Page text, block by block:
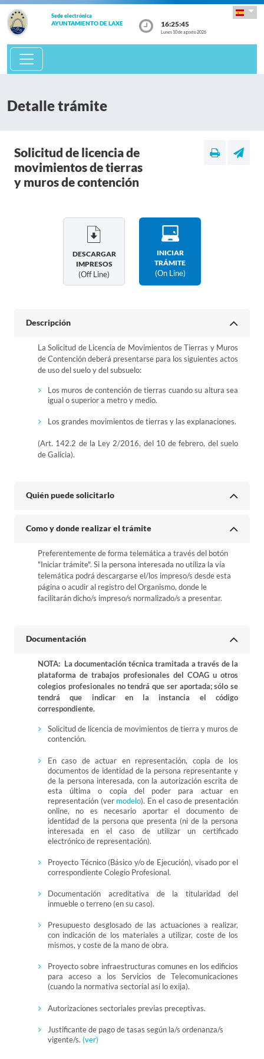
Sede electrónica
AYUNTAMIENTO DE LAXE 16:25:46
Lunes 10 de agosto 2026
Detalle trámite
Solicitud de licencia de
movimientos de tierras
y muros de contención
DESCARGAR
IMPRESOS
(off Line)
INICIAR
TRÁMITE
(on Line)
Descripción
La Solicitud de Licencia de Movimientos de Tierras y Muros
de Contención deberá presentarse para los siguientes actos
de uso del suelo y del subsuelo:
Los muros de contención de tierras cuando su altura sea
igual o superior a metro y medio.
Los grandes movimientos de tierras y las explanaciones.
(Art. 142.2 de la Ley 2/2016, del 10 de febrero, del suelo
de Galicia).
Quién puede solicitarlo
Como y donde realizar el trámite
Preferentemente de forma telemática a través del botón
"Iniciar trámite". Si la persona interesada no utiliza la vía
telemática podrá descargarse el/los impreso/s desde esta
página o acudir al registro del Organismo, donde le
facilitarán dicho/s impreso/s normalizado/s a presentar.
Documentación
NOTA: La documentación técnica tramitada a través de la
plataforma de trabajos profesionales del COAG u otros
colegios profesionales no tendrá que ser aportada; sólo se
tendrá que indicar en la instancia el código
correspondiente.
Solicitud de licencia de movimientos de tierra y muros de
contención.
En caso de actuar en representación, copia de los
documentos de identidad de la persona representante y
de la persona interesada, con la autorización escrita de
esta última o copia del poder para actuar en
representación (ver modelo). En el caso de presentación
online, no es necesario aportar el documento de
identidad de la persona que presenta (ni de la persona
interesada en el caso de utilizar un certificado
electrónico de representación).
Proyecto Técnico (Básico y/o de Ejecución), visado por el
correspondiente Colegio Profesional.
Documentación acreditativa de la titularidad del
inmueble o terreno (en su caso).
Presupuesto desglosado de las actuaciones a realizar,
con indicación de los materiales a utilizar, coste de los
mismos, y coste de la mano de obra.
Proyecto sobre infraestructuras comunes en los edificios
para acceso a los Servicios de Telecomunicaciones
(cuando la normativa sectorial así lo exija).
Autorizaciones sectoriales previas preceptivas.
Justificante de pago de tasas según la/s ordenanza/s
vigente/s. (ver)